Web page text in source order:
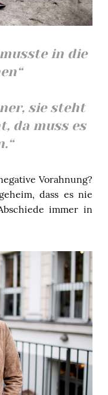
in die
sie steht
da muss es
Vorahnung?
dass es nie
immer in